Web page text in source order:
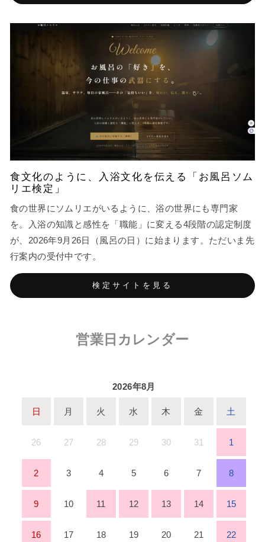
食文化のように、入浴文化を伝える「お風呂ソム
リエ検定」
食の世界にソムリエがいるように、浴の世界にも専門家
を。入浴の知識と感性を「職能」に変える4段階の認定制度
が、2026年9月26日（風呂の日）に始まります。ただいま先
行案内の受付中です。
検定サイトを見る
営業日カレンダー
2026年8月
日 月 火 水 木 金 土
26 27 28 29 30 31 1
2 3 4 5 6 7 8
9 10 11 12 13 14 15
16 17 18 19 20 21 22